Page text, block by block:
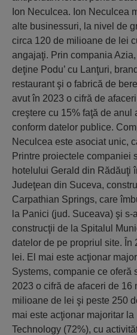
Ion Neculcea. Ion Neculcea
alte businessuri, la nivel de
circa 120 de milioane de lei
angajaţi. Prin compania
deţine Podu’ cu Lanţuri,
restaurant şi o fabrică de
avut în 2023 o cifră de
creştere cu 15% faţă de anul
conform datelor publice.
Neculcea este asociat unic,
Printre proiectele companiei
hotelului Gerald din Rădăuţi
Judeţean din Suceva,
Carpathian Springs, care
la Panici (jud. Suceava) şi
construcţii de la Spitalul
datelor de pe propriul site. În
lei. El mai este acţionar
Systems, companie ce oferă
2023 o cifră de afaceri de 16
milioane de lei şi peste 250
mai este acţionar majoritar
Technology (72%), cu